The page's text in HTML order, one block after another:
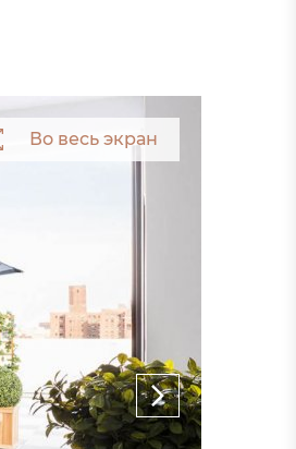
Во весь экран